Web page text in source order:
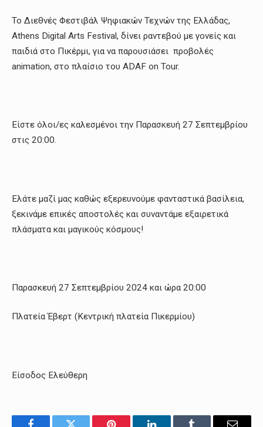
Το Διεθνές Φεστιβάλ Ψηφιακών Τεχνών της Ελλάδας,
Athens Digital Arts Festival, δίνει ραντεβού με γονείς και
παιδιά στο Πικέρμι, για να παρουσιάσει προβολές
animation, στο πλαίσιο του ADAF on Tour.
Eίστε όλοι/ες καλεσμένοι την Παρασκευή 27 Σεπτεμβρίου
στις 20:00.
Ελάτε μαζί μας καθώς εξερευνούμε φανταστικά βασίλεια,
ξεκινάμε επικές αποστολές και συναντάμε εξαιρετικά
πλάσματα και μαγικούς κόσμους!
Παρασκευή 27 Σεπτεμβρίου 2024 και ώρα 20:00
Πλατεία Έβερτ (Κεντρική πλατεία Πικερμίου)
Είσοδος Ελεύθερη